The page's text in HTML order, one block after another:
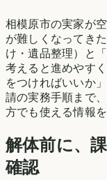
相模原市の実家が
が難しくなってき
け・遺品整理）と
考えると進めやす
をつければいいか
請の実務手順まで、
方でも使える情報
解体前に、
確認